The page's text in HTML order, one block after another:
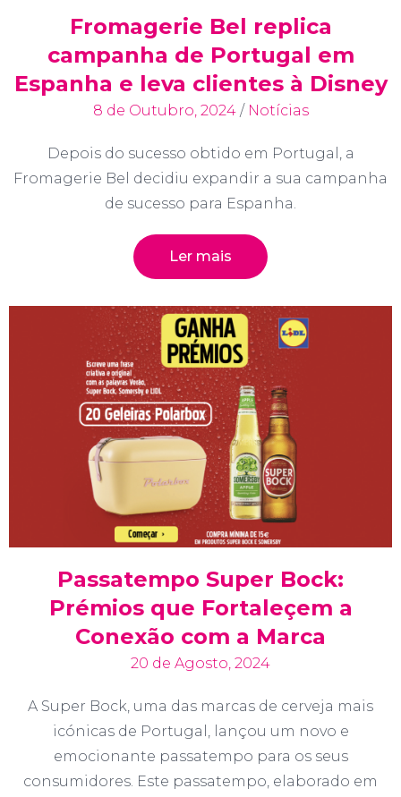
Fromagerie Bel replica
campanha de Portugal em
Espanha e leva clientes à Disney
8 de Outubro, 2024 / Notícias
Depois do sucesso obtido em Portugal, a
Fromagerie Bel decidiu expandir a sua campanha
de sucesso para Espanha.
Ler mais
Passatempo Super Bock:
Prémios que Fortaleçem a
Conexão com a Marca
20 de Agosto, 2024
A Super Bock, uma das marcas de cerveja mais
icónicas de Portugal, lançou um novo e
emocionante passatempo para os seus
consumidores. Este passatempo, elaborado em